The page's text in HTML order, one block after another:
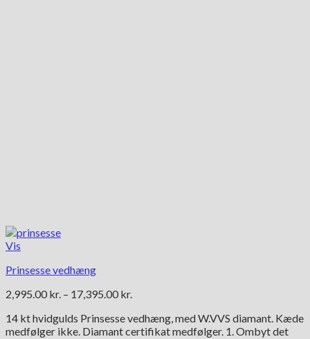
Vis
Prinsesse vedhæng
2,995.00 kr. – 17,395.00 kr.
til
17,395.00 kr.
14 kt hvidgulds Prinsesse vedhæng, med W.VVS diamant. Kæde
medfølger ikke. Diamant certifikat medfølger. 1. Ombyt det